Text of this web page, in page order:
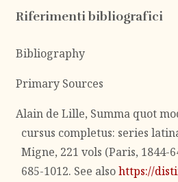
Riferimenti bibliografici
Bibliography
Primary Sources
Alain de Lille, Summa quot
cursus completus: series
Migne, 221 vols (Paris, 1844-
685-1012. See alsohttps://